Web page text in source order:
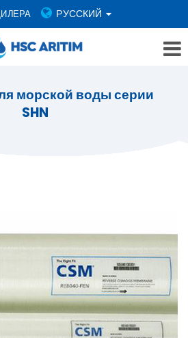
РУССКИЙ
морской воды серии
SHN